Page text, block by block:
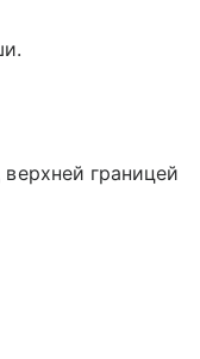
границей